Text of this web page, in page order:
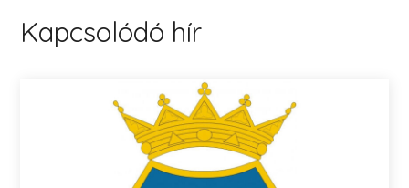
Kapcsolódó hír